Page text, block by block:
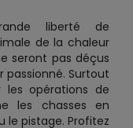
liberté de
de la chaleur
seront pas déçus
passionné. Surtout
les opérations de
les chasses en
pistage. Profitez